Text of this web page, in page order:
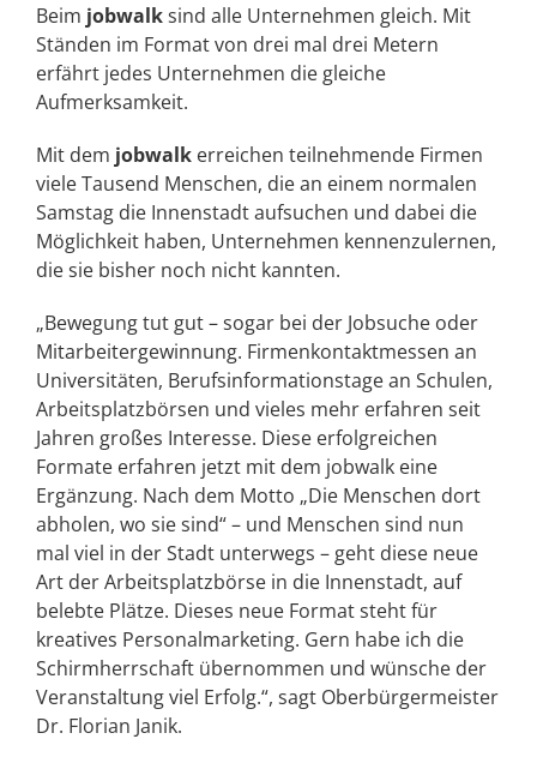
Beim jobwalksind alle Unternehmen gleich. Mit
Ständen im Format von drei mal drei Metern
erfährt jedes Unternehmen die gleiche
Aufmerksamkeit.
Mit dem jobwalk erreichen teilnehmende Firmen
viele Tausend Menschen, die an einem normalen
Samstag die Innenstadt aufsuchen und dabei die
Möglichkeit haben, Unternehmen kennenzulernen,
die sie bisher noch nicht kannten.
„Bewegung tut gut – sogar bei der Jobsuche oder
Mitarbeitergewinnung. Firmenkontaktmessen an
Universitäten, Berufsinformationstage an Schulen,
Arbeitsplatzbörsen und vieles mehr erfahren seit
Jahren großes Interesse. Diese erfolgreichen
Formate erfahren jetzt mit dem jobwalk eine
Ergänzung. Nach dem Motto „Die Menschen dort
abholen, wo sie sind“ – und Menschen sind nun
mal viel in der Stadt unterwegs – geht diese neue
Art der Arbeitsplatzbörse in die Innenstadt, auf
belebte Plätze. Dieses neue Format steht für
kreatives Personalmarketing. Gern habe ich die
Schirmherrschaft übernommen und wünsche der
Veranstaltung viel Erfolg.“, sagt Oberbürgermeister
Dr. Florian Janik.